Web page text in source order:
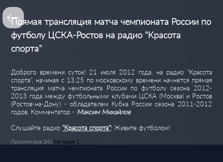
Прямая трансляция матча чемпионата России по
футболу ЦСКА-Ростов на радио "Красота
спорта"
Доброго времени суток! 21 июля 2012 года, на радио "Красота
спорта", начиная с 13.25 по московскому времени начнется прямая
трансляция матча чемпионата России по футболу сезона 2012-
2013 года между футбольными клубами ЦСКА (Москва) и Ростов
(Ростов-на-Дону) - обладателем Кубка России сезона 2011-2012
годов. Комментатор - Максим Михайлов
Слушайте радио "Красота спорта"! Живите футболом!
Просмотров 341 Сегодня 1